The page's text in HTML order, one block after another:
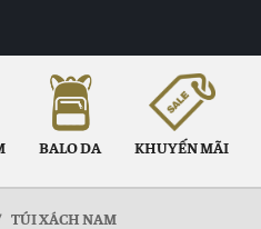
BALO DA KHUYẾN MÃI
TÚI XÁCH NAM